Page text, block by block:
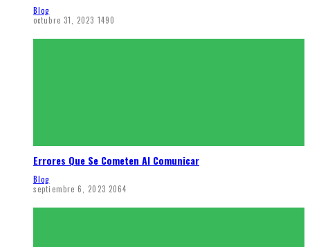
Blog
octubre 31, 2023 1490
Errores Que Se Cometen Al Comunicar
Blog
septiembre 6, 2023 2064